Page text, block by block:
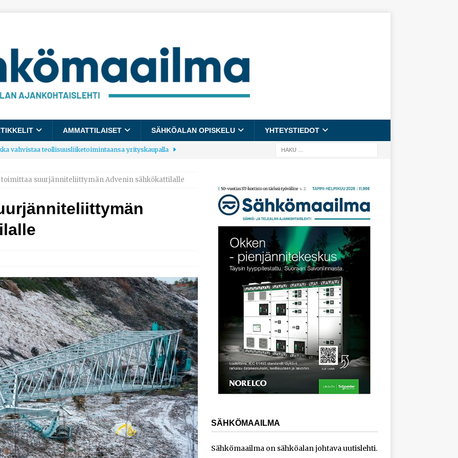
AMMATTILAISET SÄHKÖALAN OPISKELU YHTEYSTIEDOT
vahvistaa teollisuusliiketoimintaansa yrityskaupalla
tulee käyttöön yhteinen kestävyysraportointimalli
Pienet työpaikat saavat parhaat arvosanat
toimintaansa Norjaan
AJANKOHTAISTA
toimittaa sähköaseman Kouvolan datakeskukseen
toimittaa suurjänniteliittymän Advenin sähkökattilalle
SÄHKÖMAAILMA
Sähkömaailma on sähköalan johtava uutislehti.